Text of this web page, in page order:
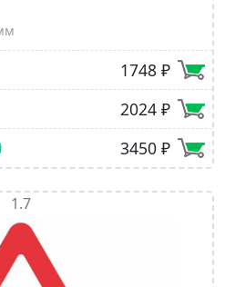
1748 ₽
2024 ₽
3450 ₽
1.7